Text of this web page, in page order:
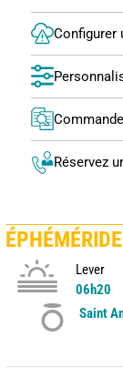
Configurer
Réservez
ÉPHÉMÉRIDE
Lever
06h20
Saint